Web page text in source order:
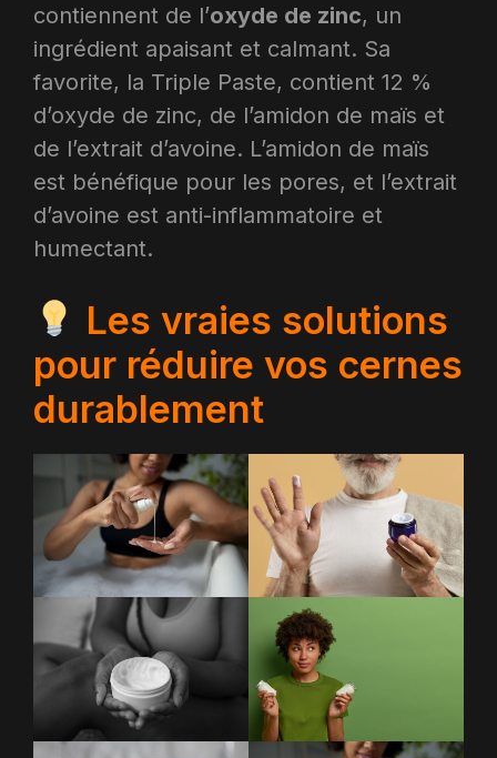
contiennent de l’oxyde de zinc, un
ingrédient apaisant et calmant. Sa
favorite, la Triple Paste, contient 12 %
d’oxyde de zinc, de l’amidon de maïs et
de l’extrait d’avoine. L’amidon de maïs
est bénéfique pour les pores, et l’extrait
d’avoine est anti-inflammatoire et
humectant.
Les vraies solutions
pour réduire vos cernes
durablement